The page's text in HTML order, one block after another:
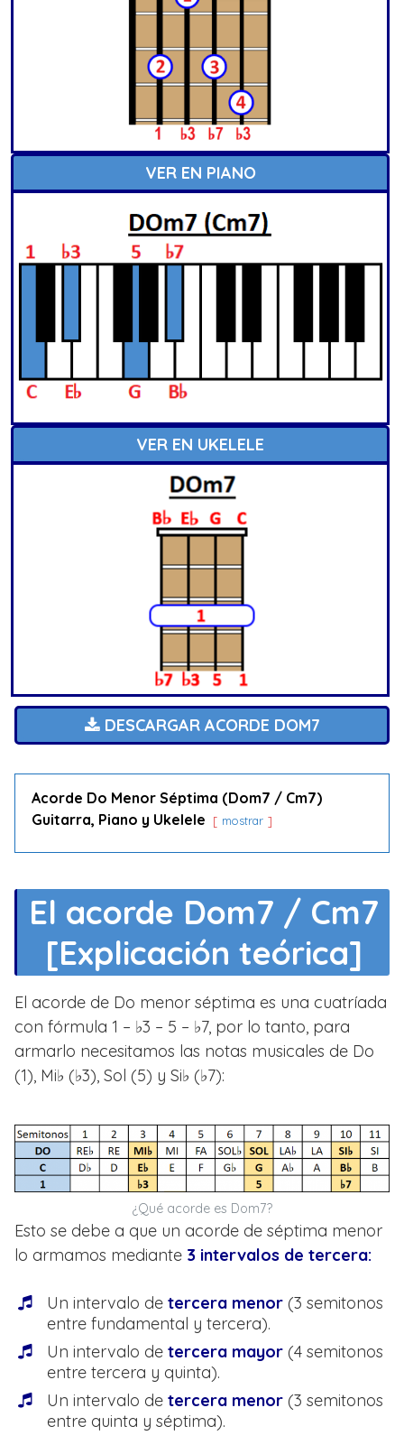
VER EN PIANO
VER EN UKELELE
DESCARGAR ACORDE DOM7
Acorde Do Menor Séptima (Dom7 / Cm7)
Guitarra, Piano y Ukelele
mostrar
El acorde Dom7 / Cm7
[Explicación teórica]
El acorde de Do menor séptima es una cuatríada
con fórmula 1 – ♭3 – 5 – ♭7, por lo tanto, para
armarlo necesitamos las notas musicales de Do
(1), Mi♭ (♭3), Sol (5) y Si♭ (♭7):
¿Qué acorde es Dom7?
Esto se debe a que un acorde de séptima menor
lo armamos mediante 3 intervalos de tercera:
Un intervalo de tercera menor (3 semitonos
entre fundamental y tercera).
Un intervalo de tercera mayor (4 semitonos
entre tercera y quinta).
Un intervalo de tercera menor (3 semitonos
entre quinta y séptima).